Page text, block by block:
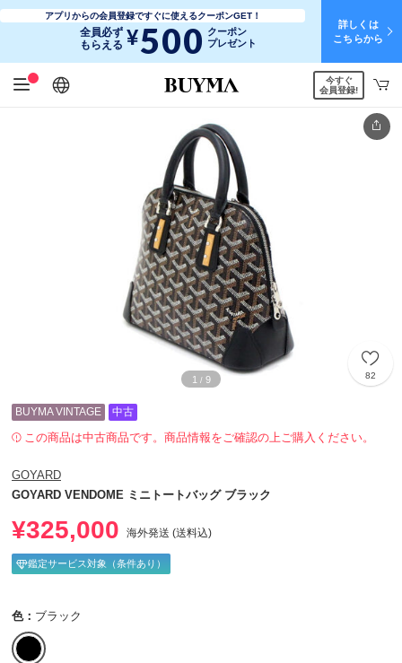
アプリからの会員登録ですぐに使えるクーポンGET！
全員必ず
もらえる ¥500 クーポン
プレゼント
詳しくは
こちらから
日本語
English
简体中文
繁體中文
今すぐ
会員登録!
1 / 9 82
BUYMA VINTAGE 中古
この商品は中古商品です。商品情報をご確認の上ご購入ください。
GOYARD
GOYARD VENDOME ミニトートバッグ ブラック
¥325,000 海外発送 (送料込)
鑑定サービス対象（条件あり）
色： ブラック